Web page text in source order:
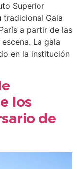
Superior
tradicional Gala
a partir de las
La gala
en la institución
los
de